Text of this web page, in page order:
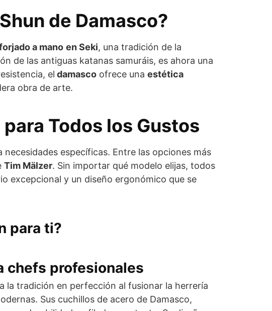
de Damasco?
a mano en Seki, una tradición de la
de las antiguas katanas samuráis, es ahora una
el damasco ofrece una estética
obra de arte.
Todos los Gustos
necesidades específicas. Entre las opciones más
Tim Mälzer. Sin importar qué modelo elijas, todos
excepcional y un diseño ergonómico que se
para ti?
chefs profesionales
la tradición en perfección al fusionar la herrería
Sus cuchillos de acero de Damasco,